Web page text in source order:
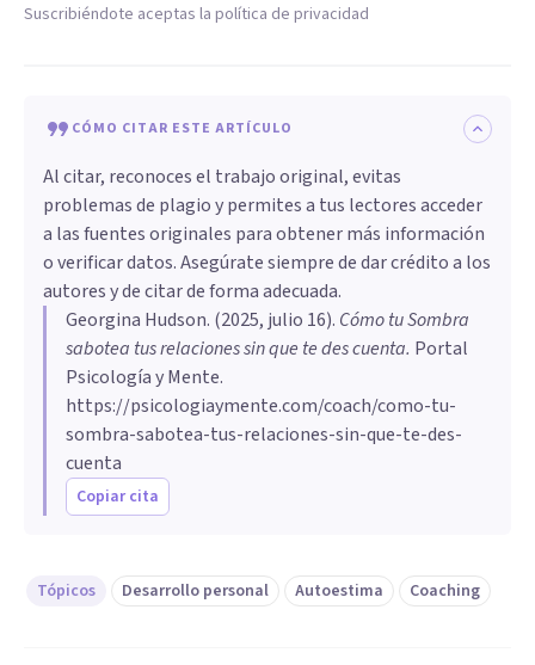
Suscribiéndote aceptas la política de privacidad
CÓMO CITAR ESTE ARTÍCULO
Al citar, reconoces el trabajo original, evitas
problemas de plagio y permites a tus lectores acceder
a las fuentes originales para obtener más información
o verificar datos. Asegúrate siempre de dar crédito a los
autores y de citar de forma adecuada.
Georgina Hudson. (2025, julio 16). Cómo tu Sombra
sabotea tus relaciones sin que te des cuenta. Portal
Psicología y Mente.
https://psicologiaymente.com/coach/como-tu-
sombra-sabotea-tus-relaciones-sin-que-te-des-
cuenta
Copiar cita
Tópicos Desarrollo personal Autoestima Coaching